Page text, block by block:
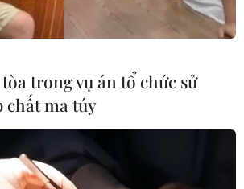
trong vụ án tổ chức sử
chất ma túy